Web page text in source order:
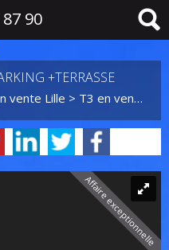
90
+TERRASSE
vente Lille > T3 en vente Lille
Affaire exceptionnelle